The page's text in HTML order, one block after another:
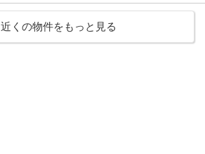
近くの物件をもっと見る